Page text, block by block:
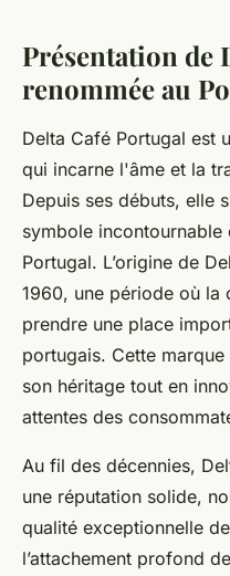
Présentation de
renommée au
Delta Café Portugal est
qui incarne l'âme et la
Depuis ses débuts, elle
symbole incontournable
Portugal. L’origine de
1960, une période où la
prendre une place
portugais. Cette
son héritage tout en
attentes des
Au fil des décennies,
une réputation solide,
qualité exceptionnelle
l’attachement profond